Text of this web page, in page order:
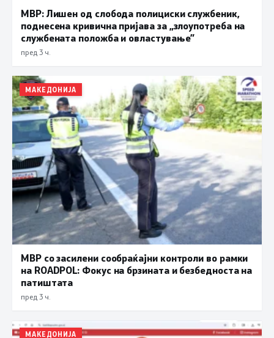
МВР: Лишен од слобода полициски службеник,
поднесена кривична пријава за „злоупотреба на
службената положба и овластување”
пред 3 ч.
МАКЕДОНИЈА
МВР со засилени сообраќајни контроли во рамки
на ROADPOL: Фокус на брзината и безбедноста на
патиштата
пред 3 ч.
МАКЕДОНИЈА